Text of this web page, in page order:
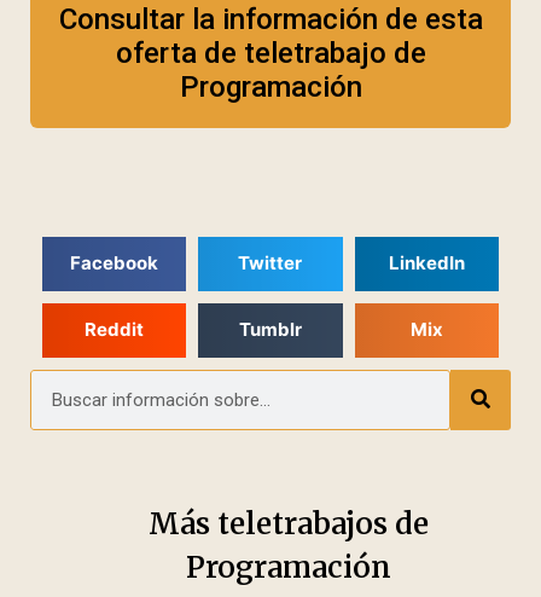
Consultar la información de esta
oferta de teletrabajo de
Programación
Facebook Twitter LinkedIn
Reddit Tumblr Mix
Más teletrabajos de
Programación